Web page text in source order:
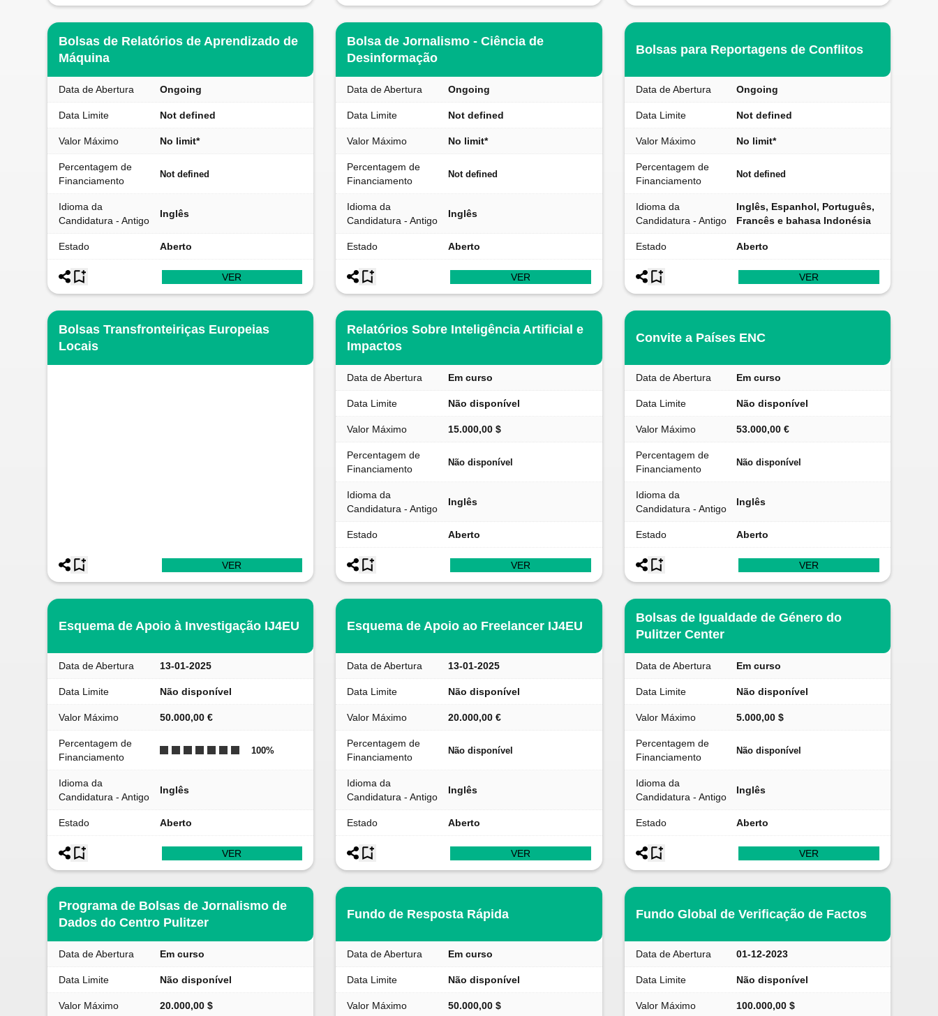
Bolsas de Relatórios de Aprendizado de
Máquina
Data de Abertura Ongoing
Data Limite Not defined
Valor Máximo No limit*
Percentagem de
Financiamento
Not defined
Idioma da
Candidatura - Antigo
Inglês
Estado Aberto
VER
Bolsa de Jornalismo - Ciência de
Desinformação
Data de Abertura Ongoing
Data Limite Not defined
Valor Máximo No limit*
Percentagem de
Financiamento
Not defined
Idioma da
Candidatura - Antigo
Inglês
Estado Aberto
VER
Bolsas para Reportagens de Conflitos
Data de Abertura Ongoing
Data Limite Not defined
Valor Máximo No limit*
Percentagem de
Financiamento
Not defined
Idioma da
Candidatura - Antigo
Inglês, Espanhol, Português,
Francês e bahasa Indonésia
Estado Aberto
VER
Bolsas Transfronteiriças Europeias
Locais
VER
Relatórios Sobre Inteligência Artificial e
Impactos
Data de Abertura Em curso
Data Limite Não disponível
Valor Máximo 15.000,00 $
Percentagem de
Financiamento
Não disponível
Idioma da
Candidatura - Antigo
Inglês
Estado Aberto
VER
Convite a Países ENC
Data de Abertura Em curso
Data Limite Não disponível
Valor Máximo 53.000,00 €
Percentagem de
Financiamento
Não disponível
Idioma da
Candidatura - Antigo
Inglês
Estado Aberto
VER
Esquema de Apoio à Investigação IJ4EU
Data de Abertura 13-01-2025
Data Limite Não disponível
Valor Máximo 50.000,00 €
Percentagem de
Financiamento
100%
Idioma da
Candidatura - Antigo
Inglês
Estado Aberto
VER
Esquema de Apoio ao Freelancer IJ4EU
Data de Abertura 13-01-2025
Data Limite Não disponível
Valor Máximo 20.000,00 €
Percentagem de
Financiamento
Não disponível
Idioma da
Candidatura - Antigo
Inglês
Estado Aberto
VER
Bolsas de Igualdade de Género do
Pulitzer Center
Data de Abertura Em curso
Data Limite Não disponível
Valor Máximo 5.000,00 $
Percentagem de
Financiamento
Não disponível
Idioma da
Candidatura - Antigo
Inglês
Estado Aberto
VER
Programa de Bolsas de Jornalismo de
Dados do Centro Pulitzer
Data de Abertura Em curso
Data Limite Não disponível
Valor Máximo 20.000,00 $
Fundo de Resposta Rápida
Data de Abertura Em curso
Data Limite Não disponível
Valor Máximo 50.000,00 $
Fundo Global de Verificação de Factos
Data de Abertura 01-12-2023
Data Limite Não disponível
Valor Máximo 100.000,00 $